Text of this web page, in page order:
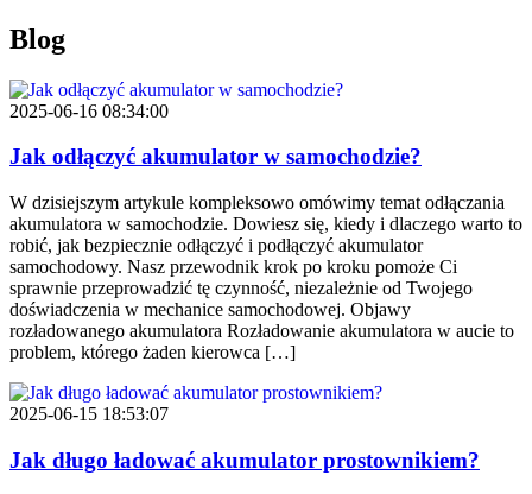
Blog
2025-06-16 08:34:00
Jak odłączyć akumulator w samochodzie?
W dzisiejszym artykule kompleksowo omówimy temat odłączania
akumulatora w samochodzie. Dowiesz się, kiedy i dlaczego warto to
robić, jak bezpiecznie odłączyć i podłączyć akumulator
samochodowy. Nasz przewodnik krok po kroku pomoże Ci
sprawnie przeprowadzić tę czynność, niezależnie od Twojego
doświadczenia w mechanice samochodowej. Objawy
rozładowanego akumulatora Rozładowanie akumulatora w aucie to
problem, którego żaden kierowca […]
2025-06-15 18:53:07
Jak długo ładować akumulator prostownikiem?